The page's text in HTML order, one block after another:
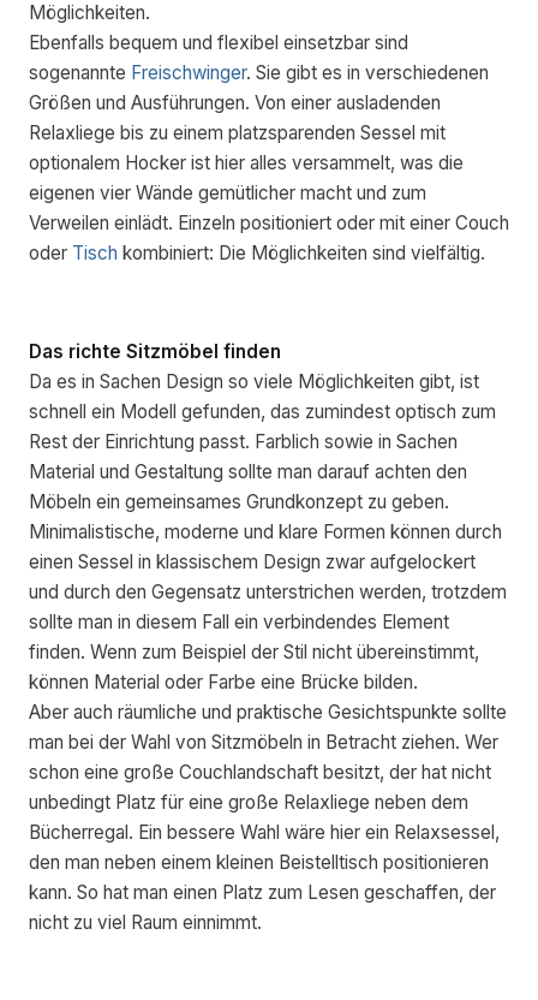
Möglichkeiten.
Ebenfalls bequem und flexibel einsetzbar sind
sogenannte Freischwinger. Sie gibt es in verschiedenen
Größen und Ausführungen. Von einer ausladenden
Relaxliege bis zu einem platzsparenden Sessel mit
optionalem Hocker ist hier alles versammelt, was die
eigenen vier Wände gemütlicher macht und zum
Verweilen einlädt. Einzeln positioniert oder mit einer Couch
oder Tisch kombiniert: Die Möglichkeiten sind vielfältig.
Das richte Sitzmöbel finden
Da es in Sachen Design so viele Möglichkeiten gibt, ist
schnell ein Modell gefunden, das zumindest optisch zum
Rest der Einrichtung passt. Farblich sowie in Sachen
Material und Gestaltung sollte man darauf achten den
Möbeln ein gemeinsames Grundkonzept zu geben.
Minimalistische, moderne und klare Formen können durch
einen Sessel in klassischem Design zwar aufgelockert
und durch den Gegensatz unterstrichen werden, trotzdem
sollte man in diesem Fall ein verbindendes Element
finden. Wenn zum Beispiel der Stil nicht übereinstimmt,
können Material oder Farbe eine Brücke bilden.
Aber auch räumliche und praktische Gesichtspunkte sollte
man bei der Wahl von Sitzmöbeln in Betracht ziehen. Wer
schon eine große Couchlandschaft besitzt, der hat nicht
unbedingt Platz für eine große Relaxliege neben dem
Bücherregal. Ein bessere Wahl wäre hier ein Relaxsessel,
den man neben einem kleinen Beistelltisch positionieren
kann. So hat man einen Platz zum Lesen geschaffen, der
nicht zu viel Raum einnimmt.